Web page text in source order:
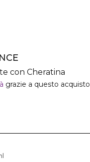
con Cheratina
grazie a questo acquisto